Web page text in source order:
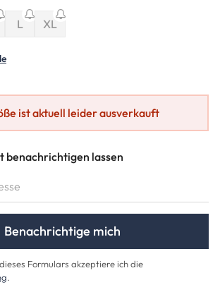
nicht verfügbar.)
ist zurzeit nicht verfügbar.)
Option ist zurzeit nicht verfügbar.)
L(Diese Option ist zurzeit nicht verfügbar.)
XL
benachrichtigen lassen
Benachrichtige mich
Formulars akzeptiere ich die
.
ist aktuell leider ausverkauft